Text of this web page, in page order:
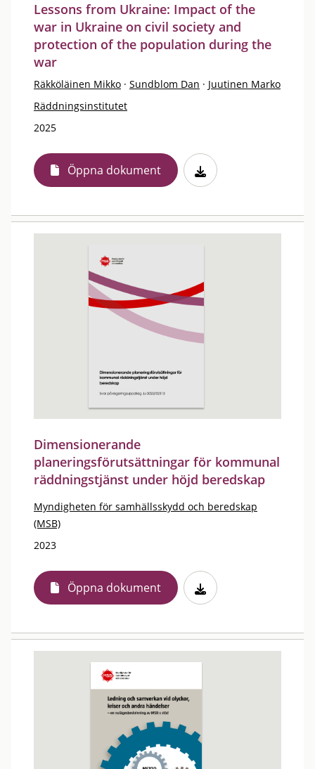
Lessons from Ukraine: Impact of the
war in Ukraine on civil society and
protection of the population during the
war
Räkköläinen Mikko · Sundblom Dan · Juutinen Marko
Räddningsinstitutet
2025
Öppna dokument
Dimensionerande
planeringsförutsättningar för kommunal
räddningstjänst under höjd beredskap
Myndigheten för samhällsskydd och beredskap
(MSB)
2023
Öppna dokument